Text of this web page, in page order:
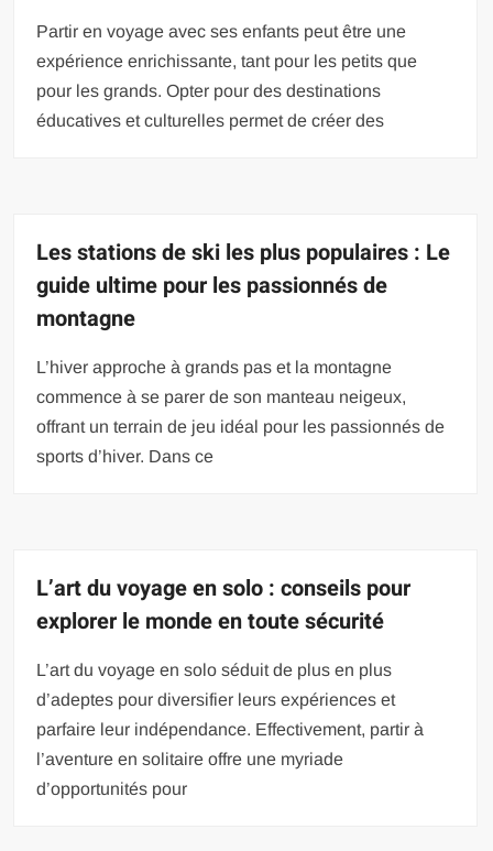
Partir en voyage avec ses enfants peut être une
expérience enrichissante, tant pour les petits que
pour les grands. Opter pour des destinations
éducatives et culturelles permet de créer des
Les stations de ski les plus populaires : Le
guide ultime pour les passionnés de
montagne
L’hiver approche à grands pas et la montagne
commence à se parer de son manteau neigeux,
offrant un terrain de jeu idéal pour les passionnés de
sports d’hiver. Dans ce
L’art du voyage en solo : conseils pour
explorer le monde en toute sécurité
L’art du voyage en solo séduit de plus en plus
d’adeptes pour diversifier leurs expériences et
parfaire leur indépendance. Effectivement, partir à
l’aventure en solitaire offre une myriade
d’opportunités pour